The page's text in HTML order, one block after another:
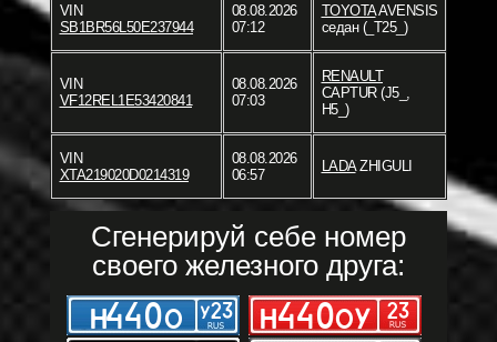
VIN
SB1BR56L50E237944
08.08.2026
07:12
TOYOTAAVENSIS
седан (_T25_)
VIN
VF12REL1E53420841
08.08.2026
07:03
RENAULT
CAPTUR (J5_,
H5_)
VIN
XTA219020D0214319
08.08.2026
06:57
LADAZHIGULI
Сгенерируй себе номер
своего железного друга: